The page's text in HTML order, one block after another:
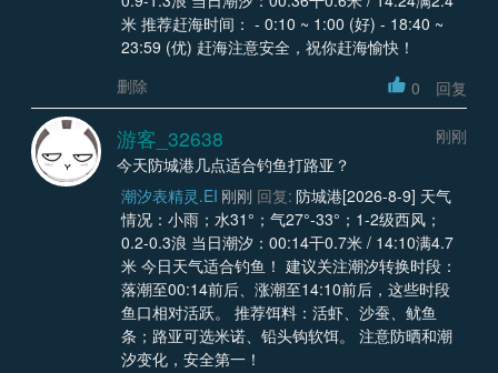
米 推荐赶海时间： - 0:10 ~ 1:00 (好) - 18:40 ~
23:59 (优) 赶海注意安全，祝你赶海愉快！
删除
0 回复
游客_32638
刚刚
今天防城港几点适合钓鱼打路亚？
潮汐表精灵.EI 刚刚 回复: 防城港[2026-8-9] 天气
情况：小雨；水31°；气27°-33°；1-2级西风；
0.2-0.3浪 当日潮汐：00:14干0.7米 / 14:10满4.7
米 今日天气适合钓鱼！ 建议关注潮汐转换时段：
落潮至00:14前后、涨潮至14:10前后，这些时段
鱼口相对活跃。 推荐饵料：活虾、沙蚕、鱿鱼
条；路亚可选米诺、铅头钩软饵。 注意防晒和潮
汐变化，安全第一！